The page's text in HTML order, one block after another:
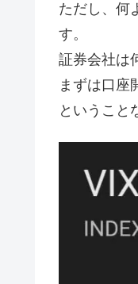
ただし、何
す。
証券会社は
まずは口座
ということ